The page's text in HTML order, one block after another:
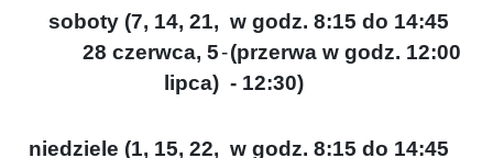
soboty (7, 14, 21,
28 czerwca, 5
lipca)
-
w godz. 8:15 do 14:45
(przerwa w godz. 12:00
- 12:30)
niedziele (1, 15, 22, w godz. 8:15 do 14:45